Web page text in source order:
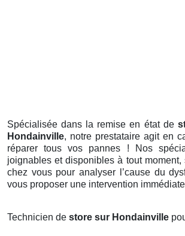
Spécialisée dans la remise en état de
Hondainville, notre prestataire agit en
réparer tous vos pannes ! Nos
joignables et disponibles à tout moment,
chez vous pour analyser l’cause du
vous proposer une intervention
Technicien de store sur Hondainville